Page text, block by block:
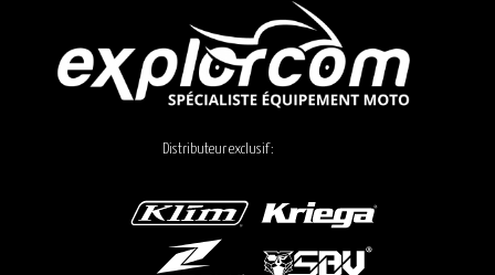
Distributeur exclusif :